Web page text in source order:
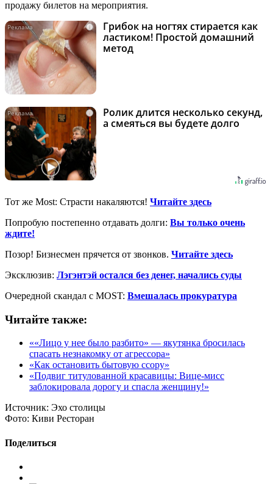
продажу билетов на мероприятия.
i
Грибок на ногтях стирается как
ластиком! Простой домашний
метод
i
Ролик длится несколько секунд,
а смеяться вы будете долго
Тот же Most: Страсти накаляются! Читайте здесь
Попробую постепенно отдавать долги: Вы только очень
ждите!
Позор! Бизнесмен прячется от звонков. Читайте здесь
Эксклюзив: Лэгэнтэй остался без денег, начались суды
Очередной скандал с MOST: Вмешалась прокуратура
Читайте также:
««Лицо у нее было разбито» — якутянка бросилась
спасать незнакомку от агрессора»
«Как остановить бытовую ссору»
«Подвиг титулованной красавицы: Вице-мисс
заблокировала дорогу и спасла женщину!»
Источник: Эхо столицы
Фото: Киви Ресторан
Поделиться